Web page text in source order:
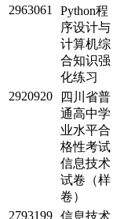
2963061
Python程
序设计与
计算机综
合知识强
化练习
2920920
四川省普
通高中学
业水平合
格性考试
信息技术
试卷（样
卷）
2793199